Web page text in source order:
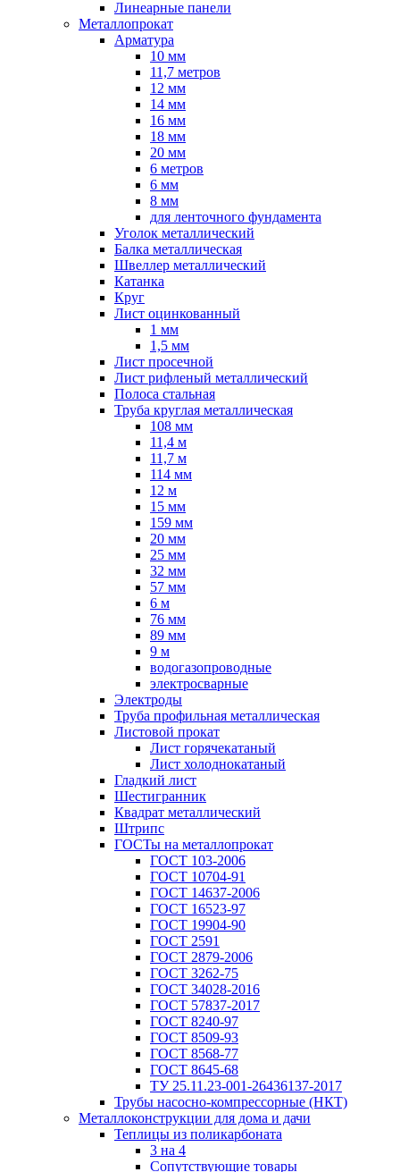
Линеарные панели
Металлопрокат
Арматура
10 мм
11,7 метров
12 мм
14 мм
16 мм
18 мм
20 мм
6 метров
6 мм
8 мм
для ленточного фундамента
Уголок металлический
Балка металлическая
Швеллер металлический
Катанка
Круг
Лист оцинкованный
1 мм
1,5 мм
Лист просечной
Лист рифленый металлический
Полоса стальная
Труба круглая металлическая
108 мм
11,4 м
11,7 м
114 мм
12 м
15 мм
159 мм
20 мм
25 мм
32 мм
57 мм
6 м
76 мм
89 мм
9 м
водогазопроводные
электросварные
Электроды
Труба профильная металлическая
Листовой прокат
Лист горячекатаный
Лист холоднокатаный
Гладкий лист
Шестигранник
Квадрат металлический
Штрипс
ГОСТы на металлопрокат
ГОСТ 103-2006
ГОСТ 10704-91
ГОСТ 14637-2006
ГОСТ 16523-97
ГОСТ 19904-90
ГОСТ 2591
ГОСТ 2879-2006
ГОСТ 3262-75
ГОСТ 34028-2016
ГОСТ 57837-2017
ГОСТ 8240-97
ГОСТ 8509-93
ГОСТ 8568-77
ГОСТ 8645-68
ТУ 25.11.23-001-26436137-2017
Трубы насосно-компрессорные (НКТ)
Металлоконструкции для дома и дачи
Теплицы из поликарбоната
3 на 4
Сопутствующие товары